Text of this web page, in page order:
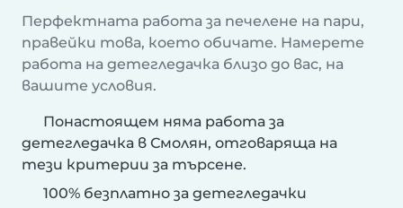
Перфектната работа за печелене на пари,
правейки това, което обичате. Намерете
работа на детегледачка близо до вас, на
вашите условия.
Понастоящем няма работа за
детегледачка в Смолян, отговаряща на
тези критерии за търсене.
100% безплатно за детегледачки